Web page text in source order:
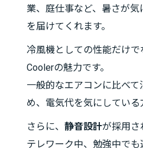
業、庭仕事など、暑さが
を届けてくれます。
冷風機としての性能だけで
Coolerの魅力です。
一般的なエアコンに比べ
め、電気代を気にしている
さらに、 静音設計が採用さ
テレワーク中、勉強中で